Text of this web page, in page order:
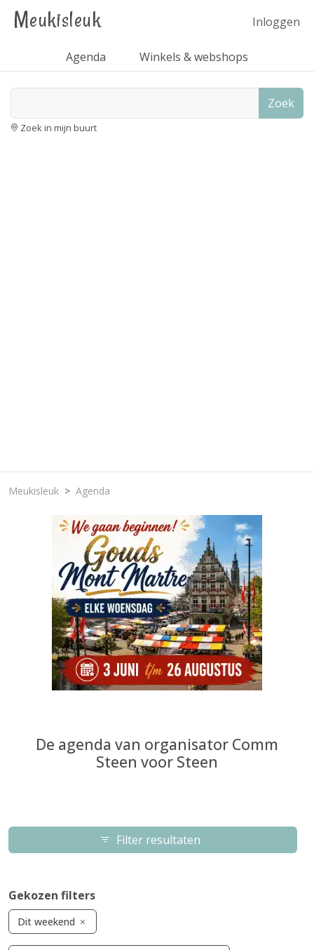
Meukisleuk Inloggen
Agenda Winkels & webshops
Zoek
Zoek in mijn buurt
Meukisleuk Agenda
De agenda van organisator Comm
Steen voor Steen
Filter resultaten
Gekozen filters
Dit weekend